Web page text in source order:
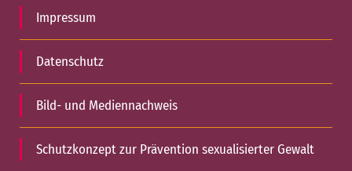
Impressum
Datenschutz
Bild- und Mediennachweis
Schutzkonzept zur Prävention sexualisierter Gewalt